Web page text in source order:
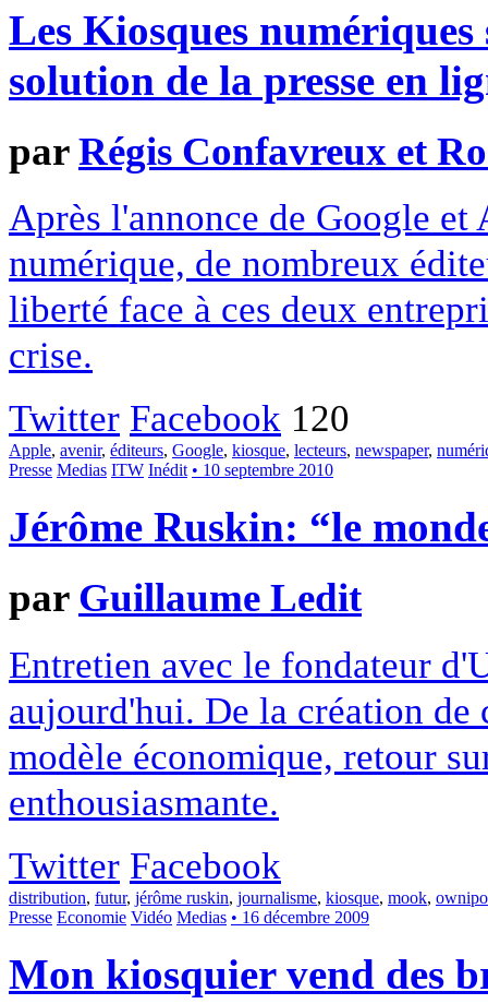
Les Kiosques
solution de la presse en
parRégis Confavreux et
Après l'annonce de Google
numérique, de nombreux
liberté face à ces deux
crise.
Twitter Facebook 120
Apple, avenir, éditeurs, Google, kiosque, lecteurs, newspaper,
Presse Medias ITW Inédit • 10 septembre 2010
Jérôme Ruskin: “le
par Guillaume Ledit
Entretien avec le fondateur
aujourd'hui. De la création de
modèle économique, retour
enthousiasmante.
Twitter Facebook
distribution, futur, jérôme ruskin, journalisme, kiosque, mook,
Presse Economie Vidéo Medias • 16 décembre 2009
Mon kiosquier vend des